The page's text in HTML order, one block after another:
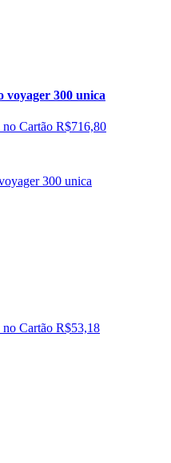
300 unica
Cartão R$716,80
300 unica
Cartão R$53,18